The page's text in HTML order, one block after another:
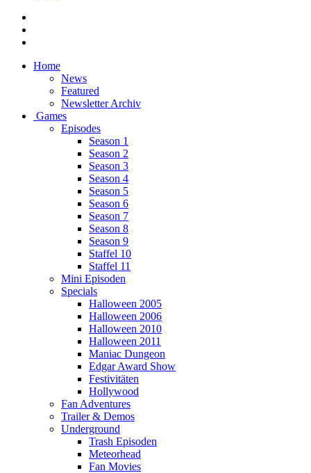
Home
News
Featured
Newsletter Archiv
Games
Episodes
Season 1
Season 2
Season 3
Season 4
Season 5
Season 6
Season 7
Season 8
Season 9
Staffel 10
Staffel 11
Mini Episoden
Specials
Halloween 2005
Halloween 2006
Halloween 2010
Halloween 2011
Maniac Dungeon
Edgar Award Show
Festivitäten
Hollywood
Fan Adventures
Trailer & Demos
Underground
Trash Episoden
Meteorhead
Fan Movies